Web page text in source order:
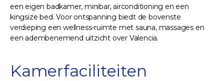
een eigen badkamer, minibar, airconditioning en een
kingsize bed. Voor ontspanning biedt de bovenste
verdieping een wellness-ruimte met sauna, massages en
een adembenemend uitzicht over Valencia.
Kamerfaciliteiten